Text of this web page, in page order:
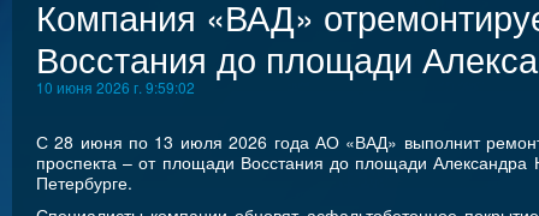
Компания «ВАД»
Восстания до площади
10 июня 2026 г. 9:59:02
С 28 июня по 13 июля 2026 года АО «ВАД» выполнит
проспекта – от площади Восстания до площади Александра
Петербурге.